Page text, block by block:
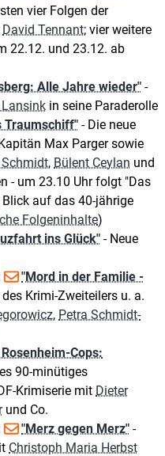
vier Folgen der
David Tennant; vier weitere
22.12. und 23.12. ab
Alle Jahre wieder" -
in seine Paraderolle
Traumschiff" - Die neue
Max Parger sowie
, Bülent Ceylan und
- um 23.10 Uhr folgt "Das
auf das 40-jährige
Folgeninhalte)
ins Glück" - Neue
"Mord in der Familie -
des Krimi-Zweiteilers u. a.
, Petra Schmidt-
Cops:
90-minütiges
Krimiserie mit Dieter
und Co.
"Merz gegen Merz" -
Christoph Maria Herbst